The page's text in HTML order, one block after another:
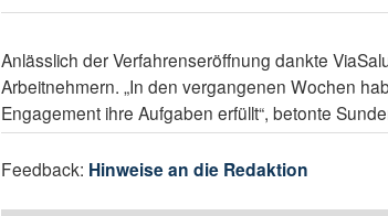
Anlässlich der Verfahrenseröffnung dankte
Arbeitnehmern. „In den vergangenen Wochen
Engagement ihre Aufgaben erfüllt“, betonte
Feedback: Hinweise an die Redaktion